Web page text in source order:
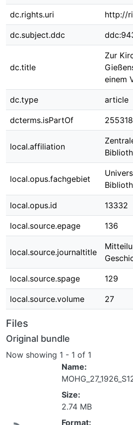
dc.rights.uri http://
dc.subject.ddc
dc.title
Zur
einem
dc.type article
dcterms.isPartOf
local.affiliation
local.opus.fachgebiet
local.opus.id 13332
local.source.epage 136
local.source.journaltitle
local.source.spage 129
local.source.volume 27
Files
Original bundle
Now showing 1 - 1 of 1
Name:
Size:
2.74 MB
Format: